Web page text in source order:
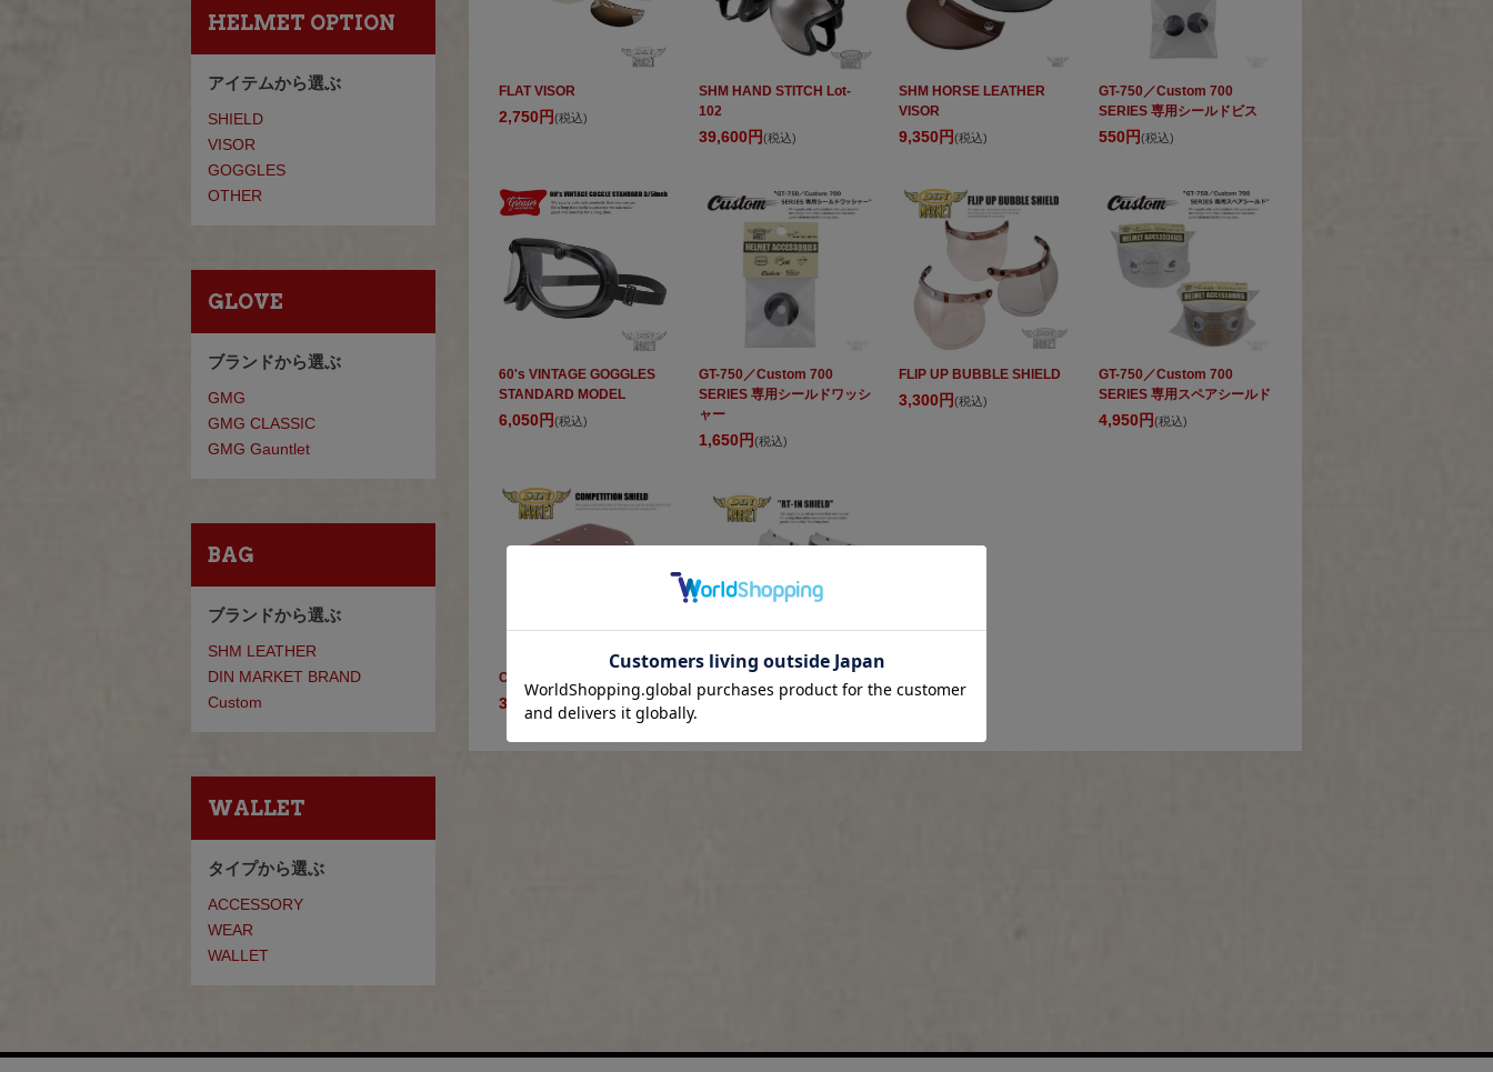
HELMET OPTION
アイテムから選ぶ
SHIELD
VISOR
GOGGLES
OTHER
GLOVE
ブランドから選ぶ
GMG
GMG CLASSIC
GMG Gauntlet
BAG
ブランドから選ぶ
SHM LEATHER
DIN MARKET BRAND
Custom
WALLET
タイプから選ぶ
ACCESSORY
WEAR
WALLET
FLAT VISOR
2,750円(税込)
SHM HAND STITCH Lot-
102
39,600円(税込)
SHM HORSE LEATHER
VISOR
9,350円(税込)
GT-750／Custom 700
SERIES 専用シールドビス
550円(税込)
60's VINTAGE GOGGLES
STANDARD MODEL
6,050円(税込)
GT-750／Custom 700
SERIES 専用シールドワッシ
ャー
1,650円(税込)
FLIP UP BUBBLE SHIELD
3,300円(税込)
GT-750／Custom 700
SERIES 専用スペアシールド
4,950円(税込)
COMPETITION SHIELD
3,520円 (税込) 4,730円